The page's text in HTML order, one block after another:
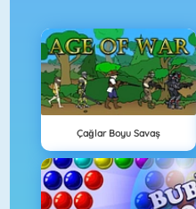
Çağlar Boyu Savaş